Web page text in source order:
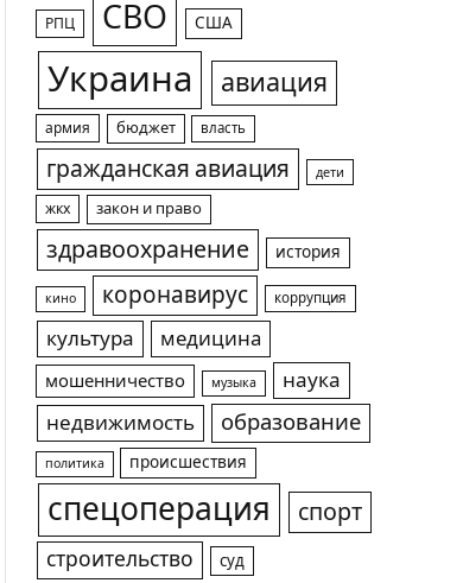
РПЦ СВО США
Украина авиация
армия бюджет власть
гражданская авиация дети
жкх закон и право
здравоохранение история
кино коронавирус коррупция
культура медицина
мошенничество музыка
наука
недвижимость
образование
политика происшествия
спецоперация спорт
строительство суд